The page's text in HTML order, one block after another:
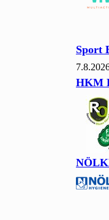
Sport
HKM